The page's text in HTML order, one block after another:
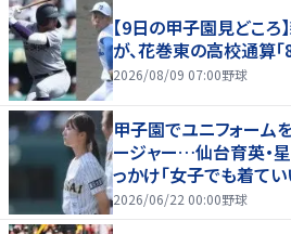
【9日の甲子園見どこ
が、花巻東の高校通算
2026/08/09 07:00野球
甲子園でユニフォーム
ージャー…仙台育英・
っかけ「女子でも着てい
2026/06/22 00:00野球